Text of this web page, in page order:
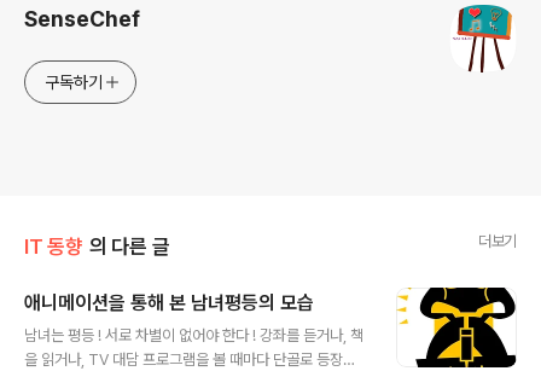
SenseChef
구독하기
IT 동향 의 다른 글 더보기
애니메이션을 통해 본 남녀평등의 모습
남녀는 평등 ! 서로 차별이 없어야 한다 ! 강좌를 듣거나, 책
을 읽거나, TV 대담 프로그램을 볼 때마다 단골로 등장하